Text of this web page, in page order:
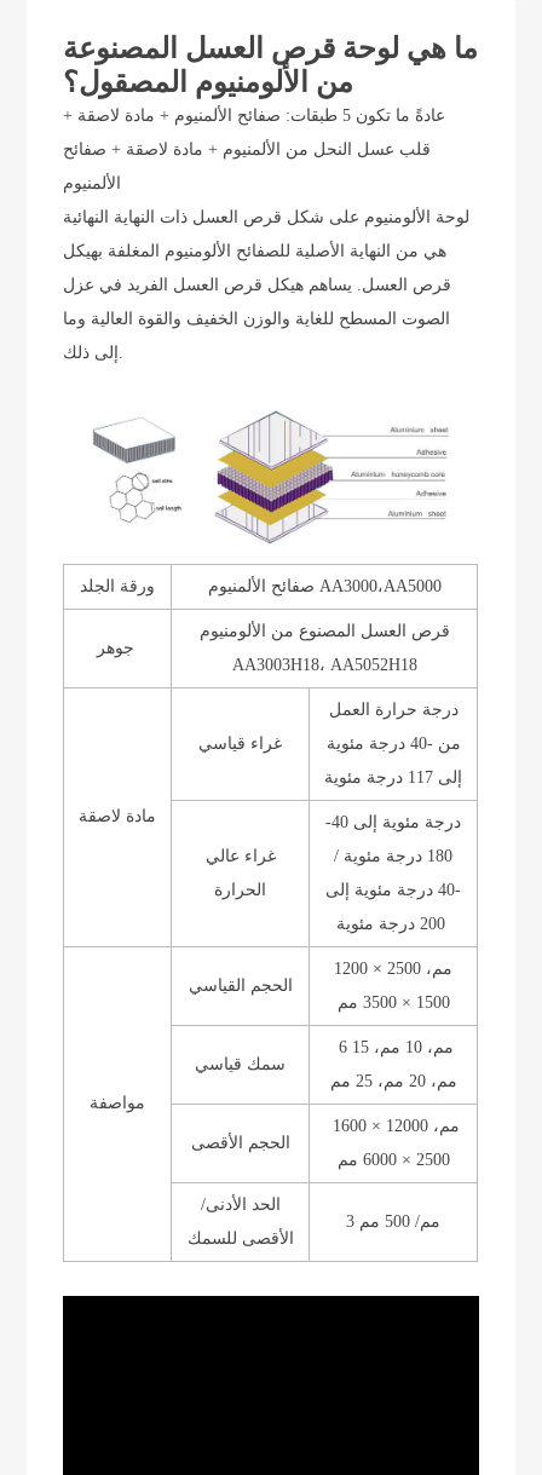
ما هي لوحة قرص العسل المصنوعة
من الألومنيوم المصقول؟
عادةً ما تكون 5 طبقات: صفائح الألمنيوم + مادة لاصقة +
قلب عسل النحل من الألمنيوم + مادة لاصقة + صفائح
الألمنيوم
لوحة الألومنيوم على شكل قرص العسل ذات النهاية النهائية
هي من النهاية الأصلية للصفائح الألومنيوم المغلفة بهيكل
قرص العسل. يساهم هيكل قرص العسل الفريد في عزل
الصوت المسطح للغاية والوزن الخفيف والقوة العالية وما
إلى ذلك.
ورقة الجلد صفائح الألمنيوم AA3000،AA5000
قرص العسل المصنوع من الألومنيوم
AA3003H18، AA5052H18
مادة لاصقة
غراء قياسي
درجة حرارة العمل
من -40 درجة مئوية
إلى 117 درجة مئوية
غراء عالي
الحرارة
-40 درجة مئوية إلى
180 درجة مئوية /
-40 درجة مئوية إلى
مواصفة
الحجم القياسي
1200 × 2500 مم،
1500 × 3500 مم
سمك قياسي
6 مم، 10 مم، 15
مم، 20 مم، 25 مم
الحجم الأقصى
1600 × 12000 مم،
2500 × 6000 مم
الحد الأدنى/
الأقصى للسمك
3 مم/ 500 مم